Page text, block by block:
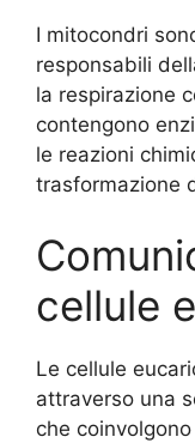
I mitocondri
responsabili
la respirazione
contengono
le reazioni
trasformazione
cellule
Le cellule
attraverso una
che